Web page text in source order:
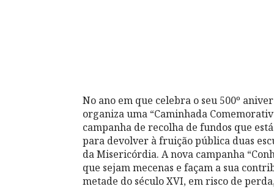
No ano em que celebra o seu 500º
organiza uma “Caminhada
campanha de recolha de fundos que
para devolver à fruição pública duas
da Misericórdia. A nova campanha
que sejam mecenas e façam a sua
metade do século XVI, em risco de